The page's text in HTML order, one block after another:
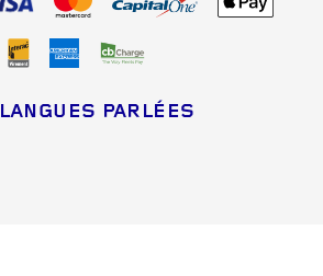
LANGUES PARLÉES